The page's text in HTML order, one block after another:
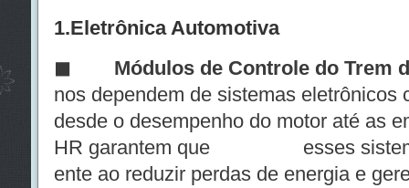
1.Eletrônica Automotiva
◼ Módulos de Controle do Trem
nos dependem de sistemas eletrônicos
desde o desempenho do motor até as
HR garantem que esses
ente ao reduzir perdas de energia e